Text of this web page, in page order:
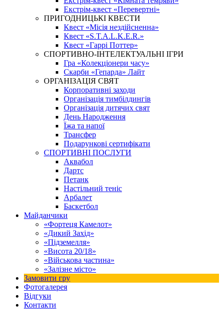
Екстрім-квест «Перевертні»
ПРИГОДНИЦЬКІ КВЕСТИ
Квест «Місія нездійсненна»
Квест «S.T.A.L.K.E.R.»
Квест «Гаррі Поттер»
СПОРТИВНО-ІНТЕЛЕКТУАЛЬНІ ІГРИ
Гра «Колекціонери часу»
Скарби «Гепарда» Лайт
ОРГАНІЗАЦІЯ СВЯТ
Корпоративні заходи
Організація тимбілдингів
Організація дитячих свят
День Народження
Їжа та напої
Трансфер
Подарункові сертифікати
СПОРТИВНІ ПОСЛУГИ
Аквабол
Дартс
Петанк
Настільний теніс
Арбалет
Баскетбол
Майданчики
«Фортеця Камелот»
«Дикий Захід»
«Підземелля»
«Висота 20/18»
«Військова частина»
«Залізне місто»
Замовити гру
Фотогалерея
Відгуки
Контакти